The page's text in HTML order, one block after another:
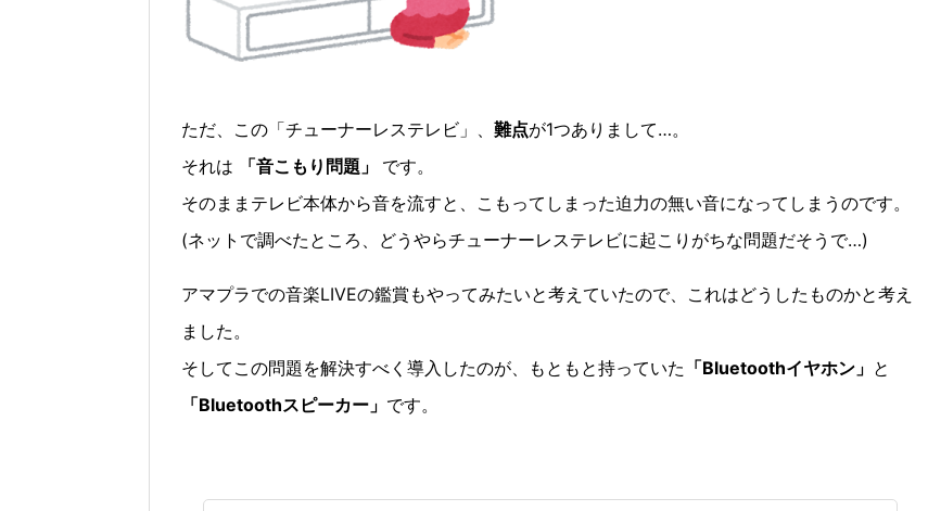
ただ、この「チューナーレステレビ」、 難点が1つありまして…。
それは
「音こもり問題」 です。
そのままテレビ本体から音を流すと、こもってしまった迫力の無い音になってしまうのです。
(ネットで調べたところ、どうやらチューナーレステレビに起こりがちな問題だそうで…)
アマプラでの音楽LIVEの鑑賞もやってみたいと考えていたので、これはどうしたものかと考え
ました。
そしてこの問題を解決すべく導入したのが、もともと持っていた 「Bluetoothイヤホン」 と
「Bluetoothスピーカー」 です。